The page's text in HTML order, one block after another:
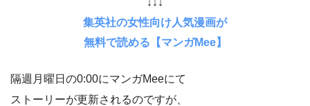
集英社の女性向け人気漫画が
無料で読める【マンガMee】
隔週月曜日の0:00にマンガMeeにて
ストーリーが更新されるのですが、